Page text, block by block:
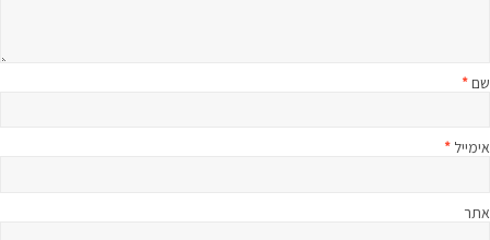
שם*
אימייל *
אתר